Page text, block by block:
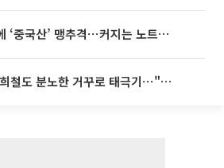
맥북 품은 삼성에 ‘중국산’ 맹추격⋯커지는 노트북 OLED 시장
서경덕 교수, 김희철도 분노한 거꾸로 태극기⋯"엉터리는 아냐, 아쉬울 뿐"